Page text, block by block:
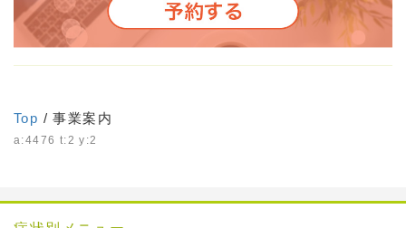
Top / 事業案内
a:4476 t:2 y:2